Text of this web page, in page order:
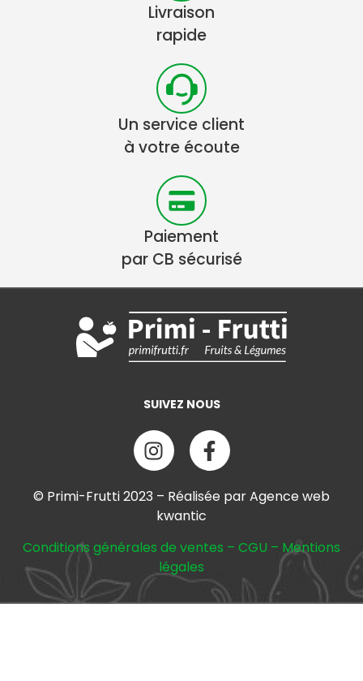
Livraison
rapide
Un service client
à votre écoute
Paiement
par CB sécurisé
SUIVEZ NOUS
© Primi-Frutti 2023 – Réalisée par Agence web
kwantic
Conditions générales de ventes – CGU – Mentions
légales